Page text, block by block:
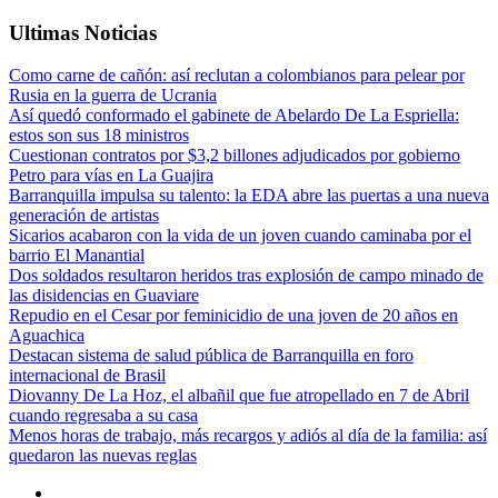
Ultimas Noticias
Como carne de cañón: así reclutan a colombianos para pelear por
Rusia en la guerra de Ucrania
Así quedó conformado el gabinete de Abelardo De La Espriella:
estos son sus 18 ministros
Cuestionan contratos por $3,2 billones adjudicados por gobierno
Petro para vías en La Guajira
Barranquilla impulsa su talento: la EDA abre las puertas a una nueva
generación de artistas
Sicarios acabaron con la vida de un joven cuando caminaba por el
barrio El Manantial
Dos soldados resultaron heridos tras explosión de campo minado de
las disidencias en Guaviare
Repudio en el Cesar por feminicidio de una joven de 20 años en
Aguachica
Destacan sistema de salud pública de Barranquilla en foro
internacional de Brasil
Diovanny De La Hoz, el albañil que fue atropellado en 7 de Abril
cuando regresaba a su casa
Menos horas de trabajo, más recargos y adiós al día de la familia: así
quedaron las nuevas reglas